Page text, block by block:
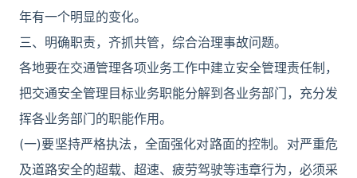
年有一个明显的变化。
三、明确职责，齐抓共管，综合治理事故问题。
各地要在交通管理各项业务工作中建立安全管理责任制，
把交通安全管理目标业务职能分解到各业务部门，充分发
挥各业务部门的职能作用。
(一)要坚持严格执法，全面强化对路面的控制。对严重危
及道路安全的超载、超速、疲劳驾驶等违章行为，必须采